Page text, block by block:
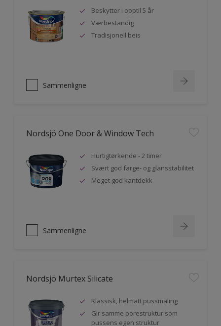
Beskytter i opptil 5 år
Værbestandig
Tradisjonell beis
Sammenligne
Nordsjö One Door & Window Tech
Hurtigtørkende - 2 timer
Svært god farge- og glansstabilitet
Meget god kantdekk
Sammenligne
Nordsjö Murtex Silicate
Klassisk, helmatt pussmaling
Gir samme porestruktur som
pussens egen struktur